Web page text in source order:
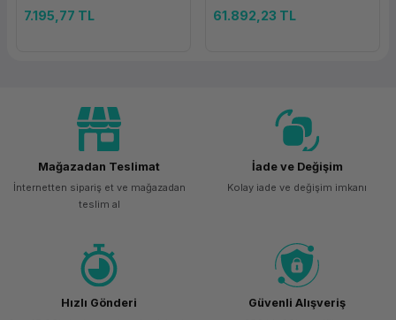
7.195,77 TL 61.892,23 TL
Mağazadan Teslimat
İnternetten sipariş et ve mağazadan
teslim al
İade ve Değişim
Kolay iade ve değişim imkanı
Hızlı Gönderi Güvenli Alışveriş